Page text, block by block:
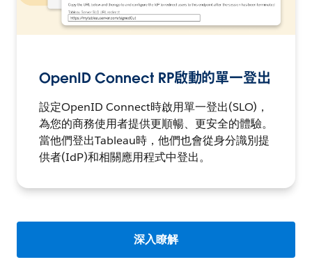
OpenID Connect RP啟動的單一登出
設定OpenID Connect時啟用單一登出(SLO)，
為您的商務使用者提供更順暢、更安全的體驗。
當他們登出Tableau時，他們也會從身分識別提
供者(IdP)和相關應用程式中登出。
深入瞭解